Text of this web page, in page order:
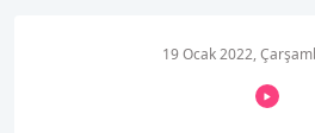
19 Ocak 2022,